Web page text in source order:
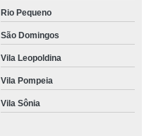
Rio Pequeno
São Domingos
Vila Leopoldina
Vila Pompeia
Vila Sônia